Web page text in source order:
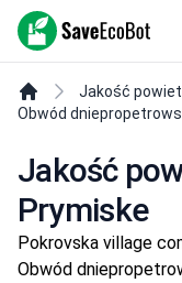
SaveEcoBot
Jakość
Obwód
Jakość
Prymiske
Pokrovska village
Obwód